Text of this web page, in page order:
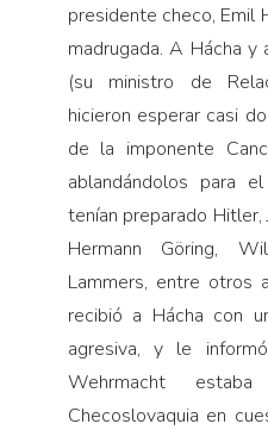
presidente checo, Emil
madrugada. A Hácha y
(su ministro de
hicieron esperar casi
de la imponente
ablandándolos para
tenían preparado Hitler,
Hermann Göring,
Lammers, entre otros
recibió a Hácha con
agresiva, y le
Wehrmacht
Checoslovaquia en